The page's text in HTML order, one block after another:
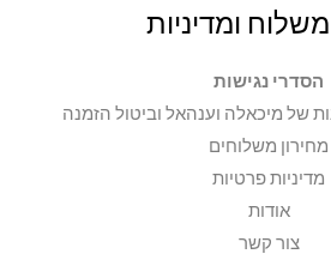
ומדיניות
הסדרי נגישות
של מיכאלה וענהאל וביטול הזמנה
מחירון משלוחים
מדיניות פרטיות
אודות
צור קשר